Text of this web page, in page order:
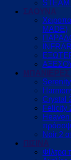
STEAM
ΣΑΟΥΝΑ
MADE)
Crystal
Felicity
Noir 2
ΠΙΣΙΝΑ
Φίλτρα